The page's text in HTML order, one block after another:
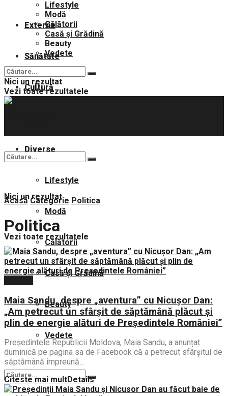
Externe
Sănătate
Cultură
Diverse
Lifestyle
Modă
Călătorii
Casă și Grădină
Beauty
Vedete
Lifestyle
Modă
Călătorii
Casă și Grădină
Beauty
Vedete
Nici un rezultat
Vezi toate rezultatele
Nici un rezultat
Vezi toate rezultatele
Acasă Categorie Politica
Politica
Maia Sandu, despre „aventura” cu Nicușor Dan:
„Am petrecut un sfârșit de săptămână plăcut și
plin de energie alături de Președintele României”
Președintele Republicii Moldova, Maia Sandu, a anunțat
duminică pe pagina sa de Facebook că a petrecut sfârșitul de
săptămână împreună...
Citeste mai multDetails